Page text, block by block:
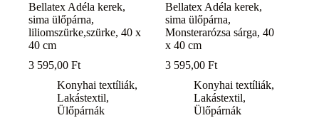
Bellatex Adéla kerek,
sima ülőpárna,
liliomszürke,szürke, 40 x
40 cm
3 595,00 Ft
Konyhai textíliák,
Lakástextil,
Ülőpárnák
Bellatex Adéla kerek,
sima ülőpárna,
Monsterarózsa sárga, 40
x 40 cm
3 595,00Ft
Konyhai textíliák,
Lakástextil,
Ülőpárnák